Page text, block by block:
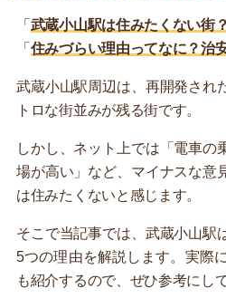
「 武蔵小山駅は住みたくない街？
「 住みづらい理由ってなに？治
武蔵小山駅周辺は、再開発され
トロな街並みが残る街です。
しかし、ネット上では「電車の
場が高い」など、マイナスな意
は住みたくないと感じます。
そこで当記事では、武蔵小山駅
5つの理由を解説します。実際
も紹介するので、ぜひ参考にし